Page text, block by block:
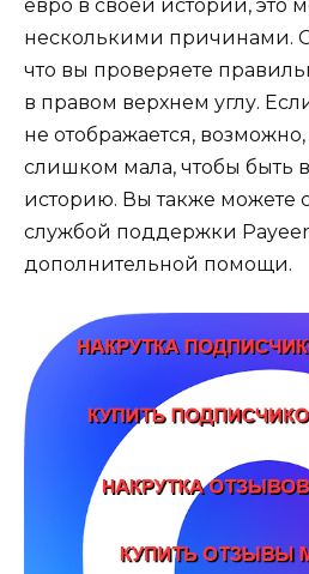
евро в своей истории, это
несколькими причинами.
что вы проверяете
в правом верхнем углу.
не отображается, возможно,
слишком мала, чтобы быть
историю. Вы также можете
службой поддержки
дополнительной помощи.